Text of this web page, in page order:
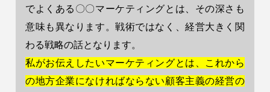
でよくある〇〇マーケティングとは、その深さも
意味も異なります。戦術ではなく、経営大きく関
わる戦略の話となります。
私がお伝えしたいマーケティングとは、これから
の地方企業になければならない顧客主義の経営の